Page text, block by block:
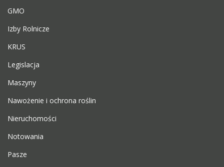
GMO
Izby Rolnicze
KRUS
Legislacja
Maszyny
Nawożenie i ochrona roślin
Nieruchomości
Notowania
Pasze